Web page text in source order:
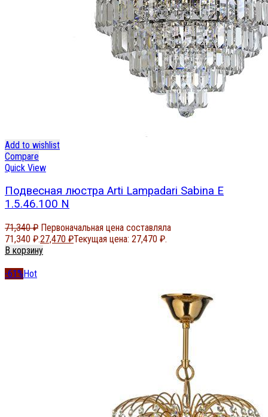
Add to wishlist
Compare
Quick View
Подвесная люстра Arti Lampadari Sabina E
1.5.46.100 N
71,340₽ Первоначальная цена составляла
71,340 ₽.27,470 ₽Текущая цена: 27,470 ₽.
В корзину
-61%Hot